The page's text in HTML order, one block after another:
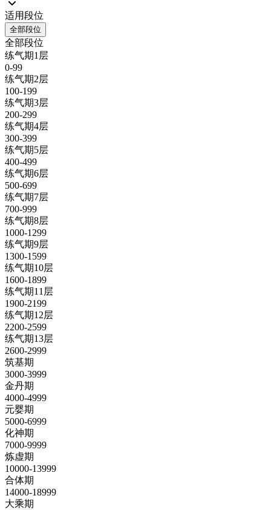
适用段位
全部段位
全部段位
练气期1层
0-99
练气期2层
100-199
练气期3层
200-299
练气期4层
300-399
练气期5层
400-499
练气期6层
500-699
练气期7层
700-999
练气期8层
1000-1299
练气期9层
1300-1599
练气期10层
1600-1899
练气期11层
1900-2199
练气期12层
2200-2599
练气期13层
2600-2999
筑基期
3000-3999
金丹期
4000-4999
元婴期
5000-6999
化神期
7000-9999
炼虚期
10000-13999
合体期
14000-18999
大乘期